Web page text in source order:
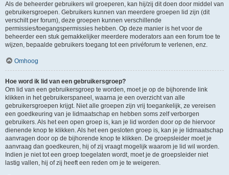
Als de beheerder gebruikers wil groeperen, kan hij/zij dit doen door middel van
gebruikersgroepen. Gebruikers kunnen van meerdere groepen lid zijn (dit
verschilt per forum), deze groepen kunnen verschillende
permissies/toegangspermissies hebben. Op deze manier is het voor de
beheerder een stuk gemakkelijker meerdere moderators aan een forum toe te
wijzen, bepaalde gebruikers toegang tot een privéforum te verlenen, enz.
Omhoog
Hoe word ik lid van een gebruikersgroep?
Om lid van een gebruikersgroep te worden, moet je op de bijhorende link
klikken in het gebruikerspaneel, waarna je een overzicht van alle
gebruikersgroepen krijgt. Niet alle groepen zijn vrij toegankelijk, ze vereisen
een goedkeuring van je lidmaatschap en hebben soms zelf verborgen
gebruikers. Als het een open groep is, kan je lid worden door op de hiervoor
dienende knop te klikken. Als het een gesloten groep is, kan je je lidmaatschap
aanvragen door op de bijhorende knop te klikken. De groepsleider moet je
aanvraag dan goedkeuren, hij of zij vraagt mogelijk waarom je lid wil worden.
Indien je niet tot een groep toegelaten wordt, moet je de groepsleider niet
lastig vallen, hij of zij heeft een reden om je te weigeren.